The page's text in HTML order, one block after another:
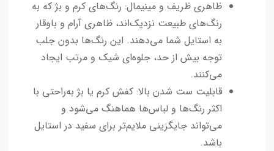
ظاهری ظریف و مینیمال: رنگ‌های کرم و بژ که به
رنگ‌های طبیعت نزدیک‌اند، ظاهری آرام و باوقار
به استایل شما می‌دهند. این رنگ‌ها بدون جلب
توجه بیش از حد، جلوه‌ای شیک و مرتب ایجاد
می‌کنند.
قابلیت ست شدن بالا: کفش کرم یا بژ به‌راحتی با
اکثر رنگ‌ها و لباس‌ها هماهنگ می‌شود و
می‌تواند جایگزینی ملایم‌تر برای سفید در استایل
باشد.